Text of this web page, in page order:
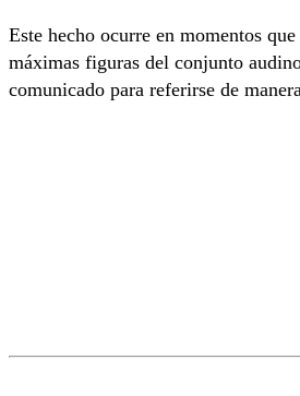
Este hecho ocurre en momentos
máximas figuras del conjunto
comunicado para referirse de